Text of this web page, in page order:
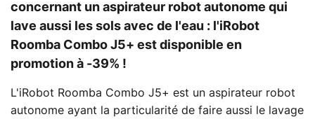
concernant un aspirateur robot autonome qui
lave aussi les sols avec de l'eau : l'iRobot
Roomba Combo J5+ est disponible en
promotion à -39% !
L'iRobot Roomba Combo J5+ est un aspirateur robot
autonome ayant la particularité de faire aussi le lavage